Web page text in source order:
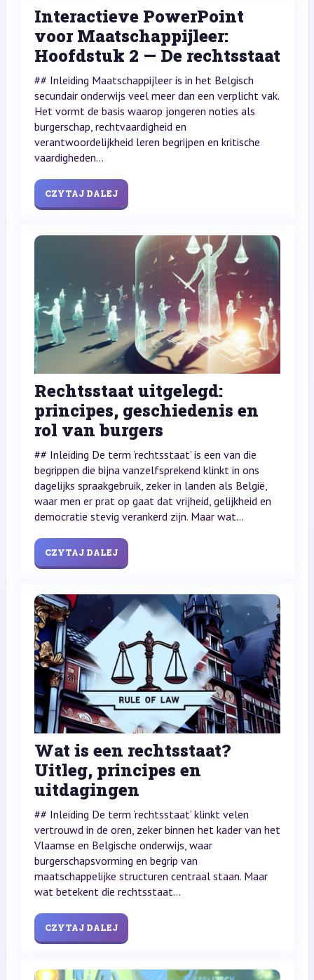
Interactieve PowerPoint
voor Maatschappijleer:
Hoofdstuk 2 — De rechtsstaat
## Inleiding Maatschappijleer is in het Belgisch
secundair onderwijs veel meer dan een verplicht vak.
Het vormt de basis waarop jongeren noties als
burgerschap, rechtvaardigheid en
verantwoordelijkheid leren begrijpen en kritische
vaardigheden...
CZYTAJ DALEJ
Rechtsstaat uitgelegd:
principes, geschiedenis en
rol van burgers
## Inleiding De term ‘rechtsstaat’ is een van die
begrippen die bijna vanzelfsprekend klinkt in ons
dagelijks spraakgebruik, zeker in landen als België,
waar men er prat op gaat dat vrijheid, gelijkheid en
democratie stevig verankerd zijn. Maar wat...
CZYTAJ DALEJ
Wat is een rechtsstaat?
Uitleg, principes en
uitdagingen
## Inleiding De term ‘rechtsstaat’ klinkt velen
vertrouwd in de oren, zeker binnen het kader van het
Vlaamse en Belgische onderwijs, waar
burgerschapsvorming en begrip van
maatschappelijke structuren centraal staan. Maar
wat betekent die rechtsstaat...
CZYTAJ DALEJ